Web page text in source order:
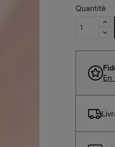
Quantité
En